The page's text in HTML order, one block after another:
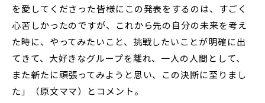
を愛してくださった皆様にこの発表をするのは、すごく
心苦しかったのですが、これから先の自分の未来を考え
た時に、やってみたいこと、挑戦したいことが明確に出
てきて、大好きなグループを離れ、一人の人間として、
また新たに頑張ってみようと思い、この決断に至りまし
た」（原文ママ）とコメント。